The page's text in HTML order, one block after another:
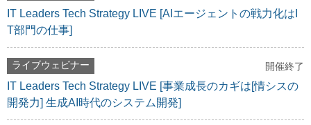
IT Leaders Tech Strategy LIVE [AIエージェントの戦力化はI
T部門の仕事]
ライブウェビナー 開催終了
IT Leaders Tech Strategy LIVE [事業成長のカギは[情シスの
開発力] 生成AI時代のシステム開発]